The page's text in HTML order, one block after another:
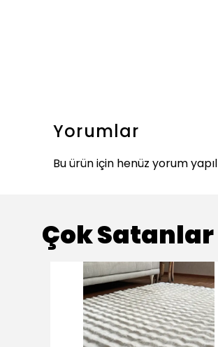
Yorumlar
Bu ürün için henüz yorum
Çok Satanlar